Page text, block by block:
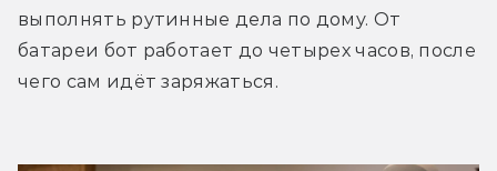
выполнять рутинные дела по дому. От
батареи бот работает до четырех часов, после